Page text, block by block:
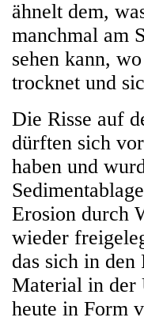
ähnelt dem,
manchmal am
sehen kann,
trocknet und
Die Risse auf
dürften sich
haben und
Erosion durch
wieder
das sich in den
Material in der
heute in Form